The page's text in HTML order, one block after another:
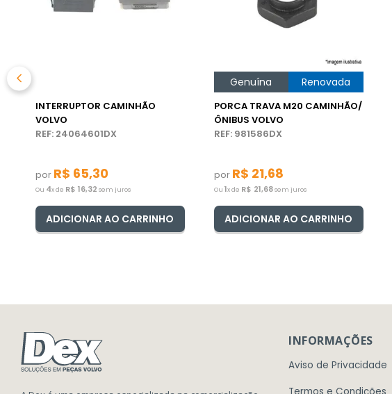
INTERRUPTOR CAMINHÃO
VOLVO
REF: 24064601DX
por R$ 65,30
Ou 4x de R$ 16,32 sem juros
ADICIONAR AO CARRINHO
Genuína Renovada
PORCA TRAVA M20 CAMINHÃO/
ÔNIBUS VOLVO
REF: 981586DX
por R$ 21,68
Ou 1x de R$ 21,68sem juros
ADICIONAR AO CARRINHO
INFORMAÇÕES
Aviso de Privacidade